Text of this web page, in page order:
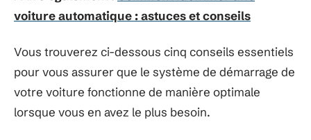
voiture automatique : astuces et conseils
Vous trouverez ci-dessous cinq conseils essentiels
pour vous assurer que le système de démarrage de
votre voiture fonctionne de manière optimale
lorsque vous en avez le plus besoin.